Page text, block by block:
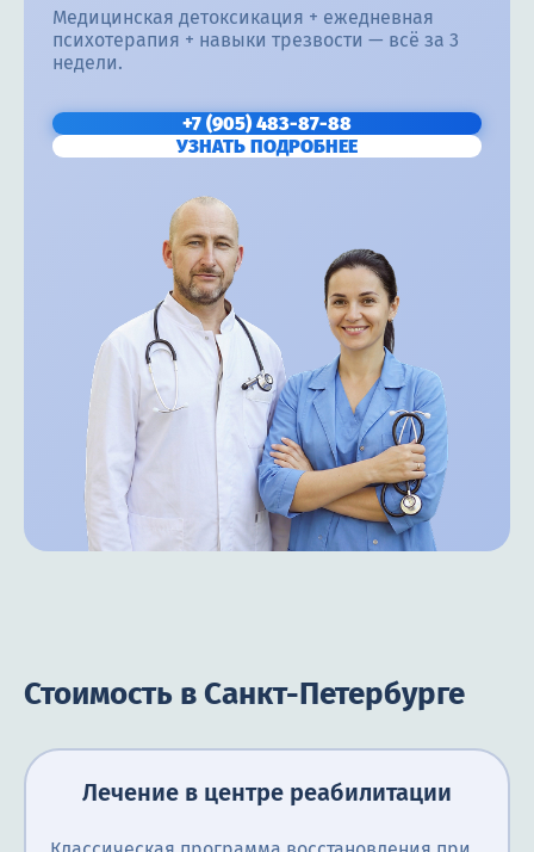
Медицинская детоксикация + ежедневная
психотерапия + навыки трезвости — всё за 3
недели.
+7 (905) 483-87-88
УЗНАТЬ ПОДРОБНЕЕ
Стоимость в Санкт-Петербурге
Лечение в центре реабилитации